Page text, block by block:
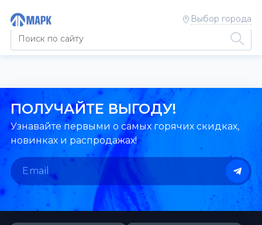
Выбор города
ПОЛУЧАЙТЕ ВЫГОДУ!
Узнавайте первыми о самых горячих скидках,
новинках и распродажах!